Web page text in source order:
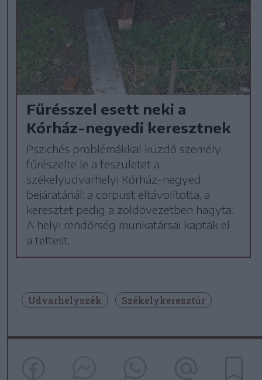
Fűrésszel esett neki a
Kórház-negyedi keresztnek
Pszichés problémákkal küzdő személy
fűrészelte le a feszületet a
székelyudvarhelyi Kórház-negyed
bejáratánál: a corpust eltávolította, a
keresztet pedig a zöldövezetben hagyta.
A helyi rendőrség munkatársai kapták el
a tettest.
Udvarhelyszék Székelykeresztúr